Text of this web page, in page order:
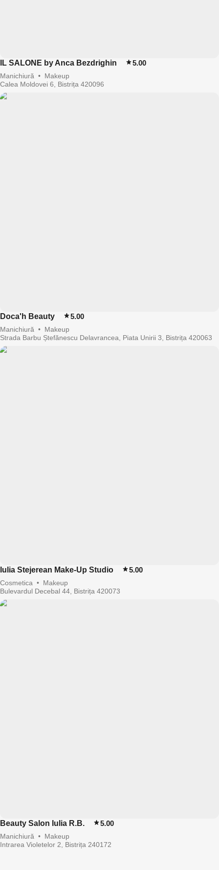
IL SALONE by Anca Bezdrighin 5.00
Manichiură • Makeup
Calea Moldovei 6, Bistrița 420096
Doca'h Beauty 5.00
Manichiură • Makeup
Strada Barbu Ștefănescu Delavrancea, Piata Unirii 3, Bistrița 420063
Iulia Stejerean Make-Up Studio 5.00
Cosmetica • Makeup
Bulevardul Decebal 44, Bistrița 420073
Beauty Salon Iulia R.B. 5.00
Manichiură • Makeup
Intrarea Violetelor 2, Bistrița 240172